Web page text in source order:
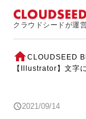
クラウドシードが運
CLOUDSEED
【Illustrator】文字
2021/09/14